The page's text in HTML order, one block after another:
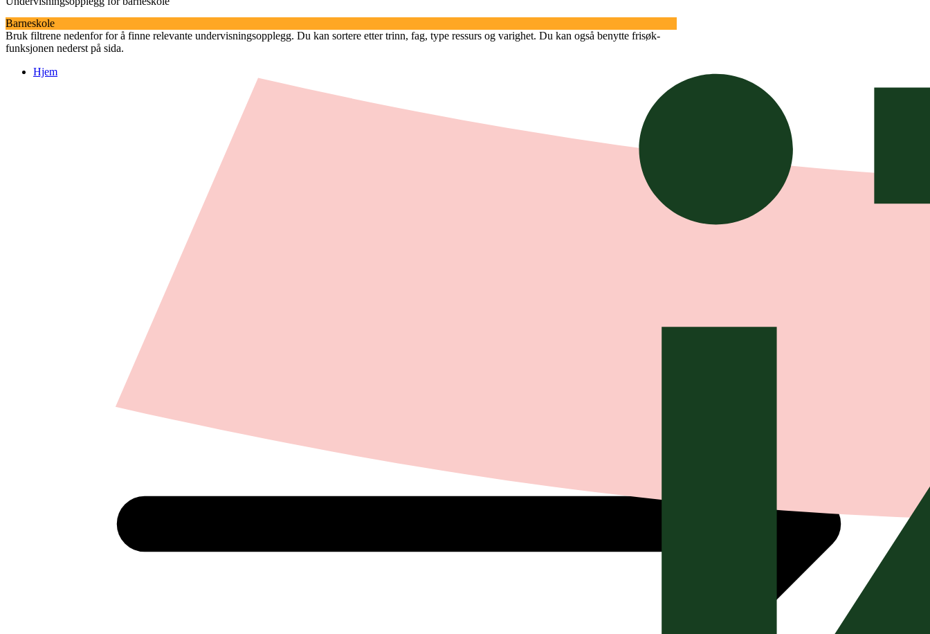
Barneskole
Bruk filtrene nedenfor for å finne relevante undervisningsopplegg. Du kan sortere etter trinn, fag, type ressurs og varighet. Du kan også benytte frisøk-
funksjonen nederst på sida.
Hjem